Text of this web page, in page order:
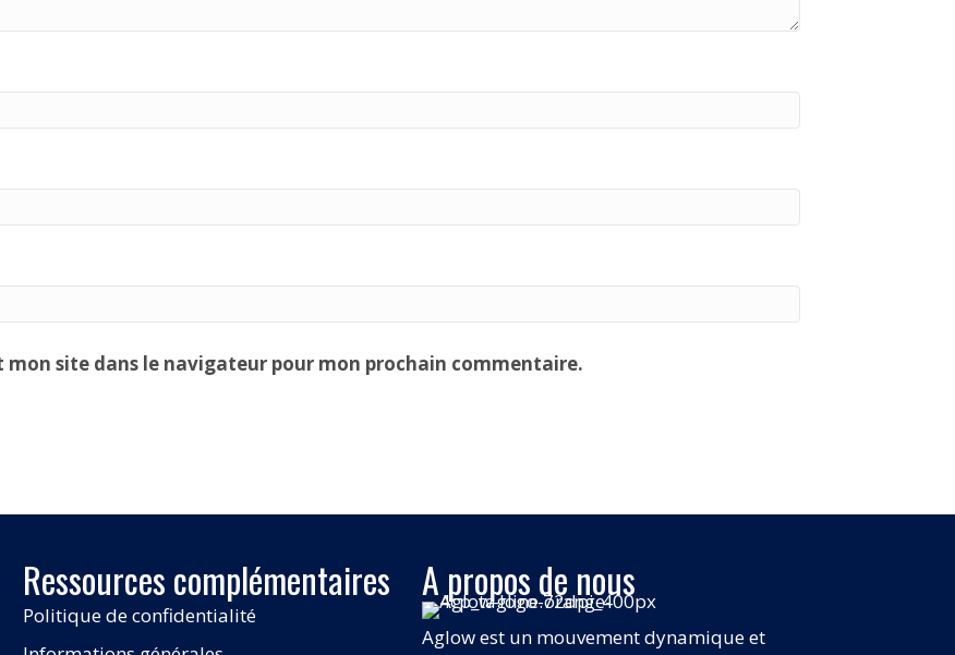
site dans le navigateur pour mon prochain commentaire.
Ressources complémentaires
Politique de confidentialité
A propos de nous
Aglow est un mouvement dynamique et